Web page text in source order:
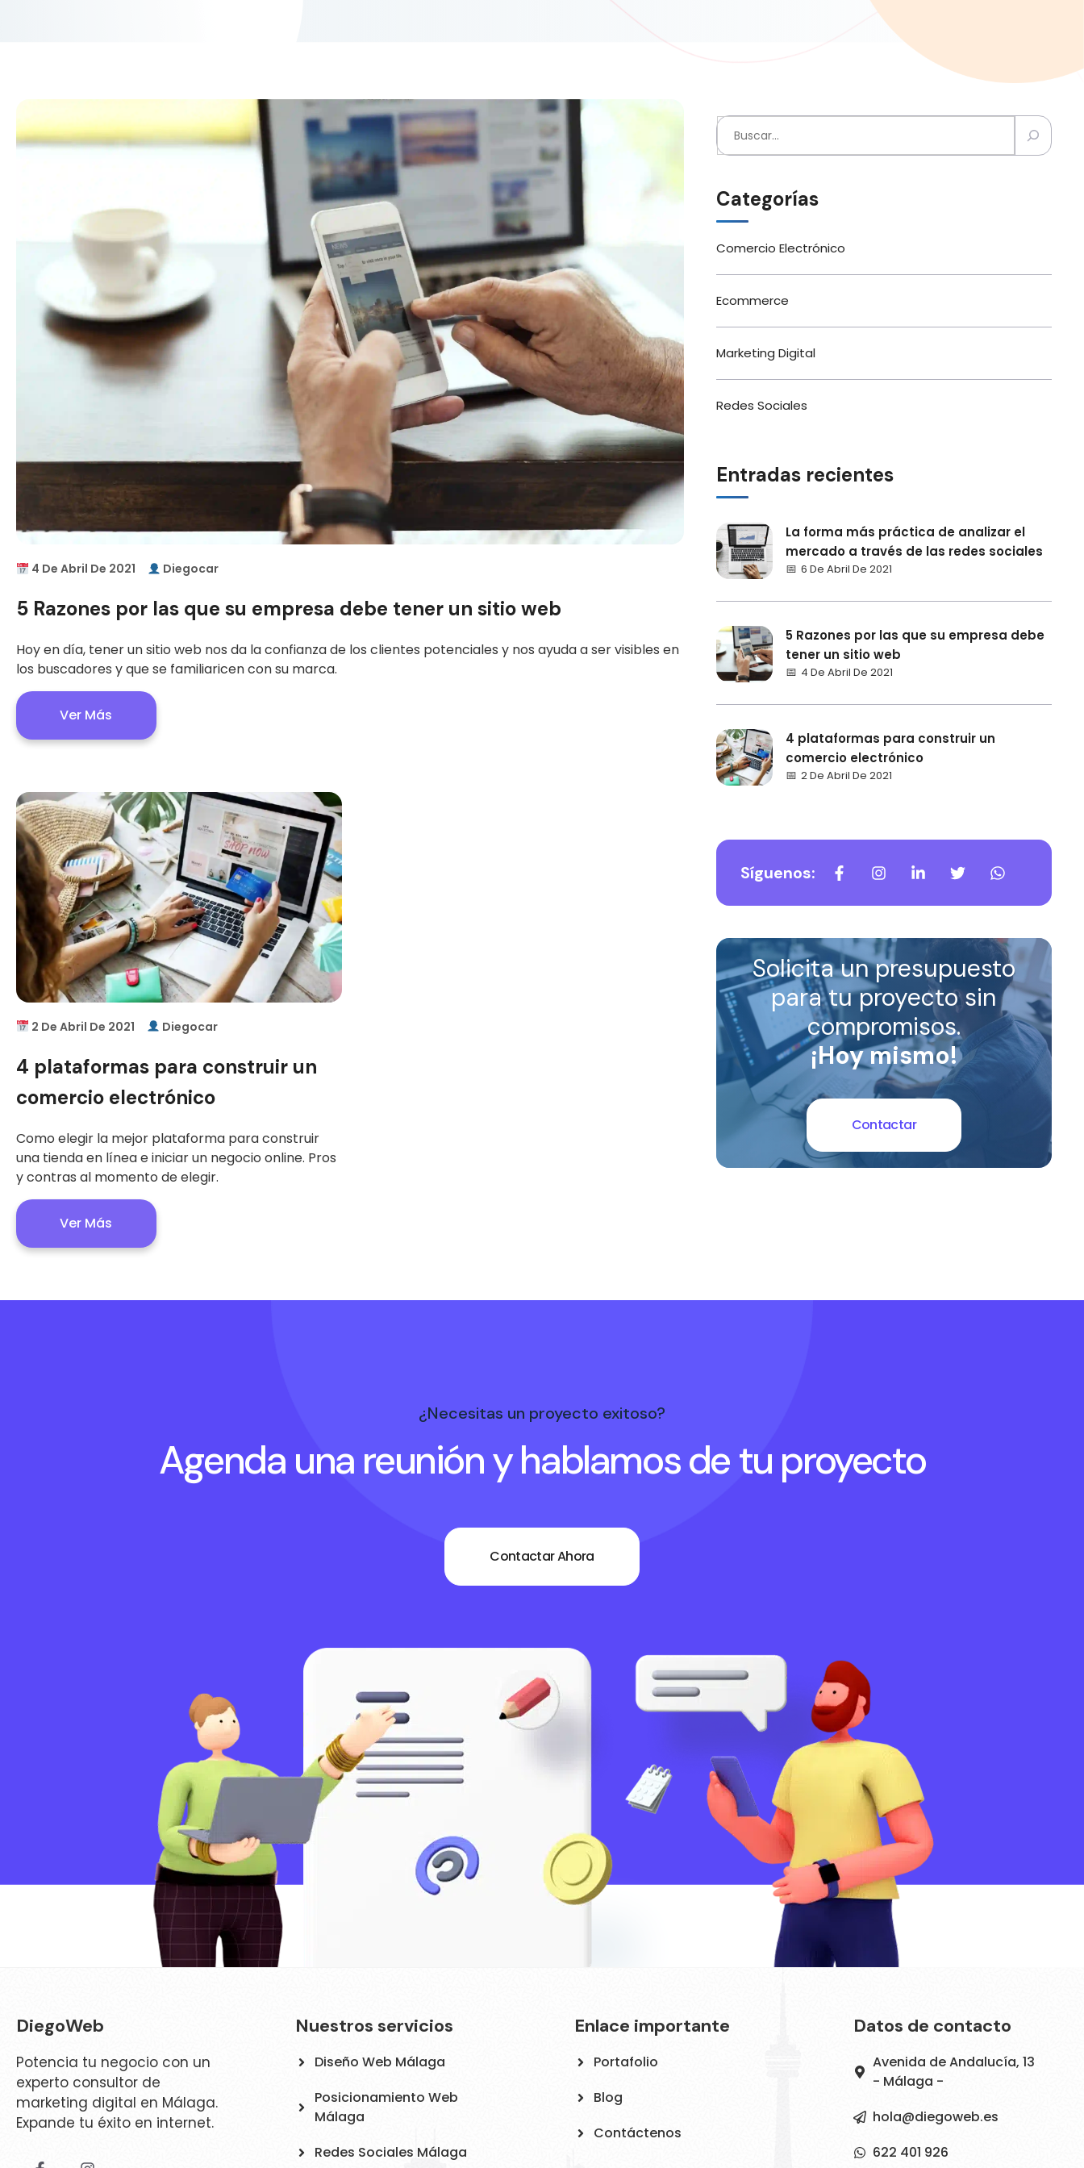
4 De Abril De 2021 Diegocar
5 Razones por las que su empresa debe tener un sitio web
Hoy en día, tener un sitio web nos da la confianza de los clientes potenciales y nos ayuda a ser visibles en
los buscadores y que se familiaricen con su marca.
Ver Más
2 De Abril De 2021 Diegocar
4 plataformas para construir un
comercio electrónico
Como elegir la mejor plataforma para construir
una tienda en línea e iniciar un negocio online. Pros
y contras al momento de elegir.
Ver Más
Buscar
Categorías
Comercio Electrónico
Ecommerce
Marketing Digital
Redes Sociales
Entradas recientes
La forma más práctica de analizar el
mercado a través de las redes sociales
6 De Abril De 2021
5 Razones por las que su empresa debe
tener un sitio web
4 De Abril De 2021
4 plataformas para construir un
comercio electrónico
2 De Abril De 2021
Síguenos:
Solicita un presupuesto
para tu proyecto sin
compromisos.
¡Hoy mismo!
Contactar
¿Necesitas un proyecto exitoso?
Agenda una reunión y hablamos de tu proyecto
Contactar Ahora
DiegoWeb
Potencia tu negocio con un
experto consultor de
marketing digital en Málaga.
Expande tu éxito en internet.
Nuestros servicios
Diseño Web Málaga
Posicionamiento Web
Málaga
Redes Sociales Málaga
Enlace importante
Portafolio
Blog
Contáctenos
Datos de contacto
Avenida de Andalucía, 13
- Málaga -
hola@diegoweb.es
622 401 926